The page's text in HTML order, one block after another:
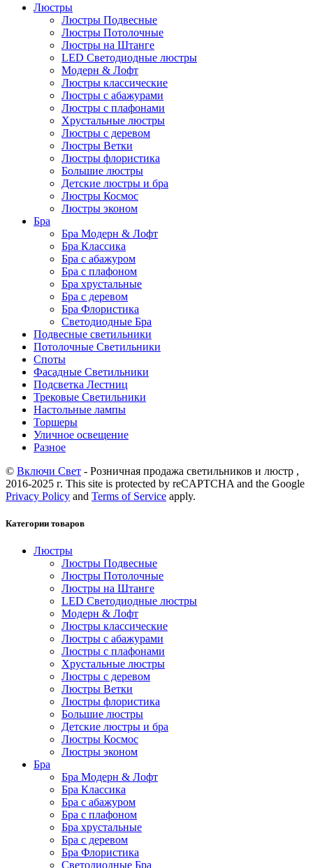
Люстры
Люстры Подвесные
Люстры Потолочные
Люстры на Штанге
LED Светодиодные люстры
Модерн & Лофт
Люстры классические
Люстры с абажурами
Люстры с плафонами
Хрустальные люстры
Люстры с деревом
Люстры Ветки
Люстры флористика
Большие люстры
Детские люстры и бра
Люстры Космос
Люстры эконом
Бра
Бра Модерн & Лофт
Бра Классика
Бра с абажуром
Бра с плафоном
Бра хрустальные
Бра с деревом
Бра Флористика
Светодиодные Бра
Подвесные светильники
Потолочные Светильники
Споты
Фасадные Светильники
Подсветка Лестниц
Трековые Светильники
Настольные лампы
Торшеры
Уличное освещение
Разное
© Включи Свет - Розничная продажа светильников и люстр ,
2016-2025 г. This site is protected by reCAPTCHA and the Google
Privacy Policy and Terms of Service apply.
Категории товаров
Люстры
Люстры Подвесные
Люстры Потолочные
Люстры на Штанге
LED Светодиодные люстры
Модерн & Лофт
Люстры классические
Люстры с абажурами
Люстры с плафонами
Хрустальные люстры
Люстры с деревом
Люстры Ветки
Люстры флористика
Большие люстры
Детские люстры и бра
Люстры Космос
Люстры эконом
Бра
Бра Модерн & Лофт
Бра Классика
Бра с абажуром
Бра с плафоном
Бра хрустальные
Бра с деревом
Бра Флористика
Светодиодные Бра